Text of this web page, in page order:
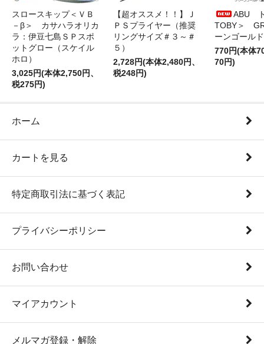
スロースキップ＜ＶＢ
－β＞ カサハラオリカ
ラ：伊豆七島ＳＰスポ
ットグロー（スケイル
ホロ）
3,025円(本体2,750円、
税275円)
【超オススメ！！】Ｊ
ＰＳプライヤー（推奨
リングサイズ＃３～＃
５）
2,728円(本体2,480円、
税248円)
ABU
TOBY＞
ーンゴールド
770円(本体
70円)
ホーム
カートを見る
特定商取引法に基づく表記
プライバシーポリシー
お問い合わせ
マイアカウント
メルマガ登録・解除